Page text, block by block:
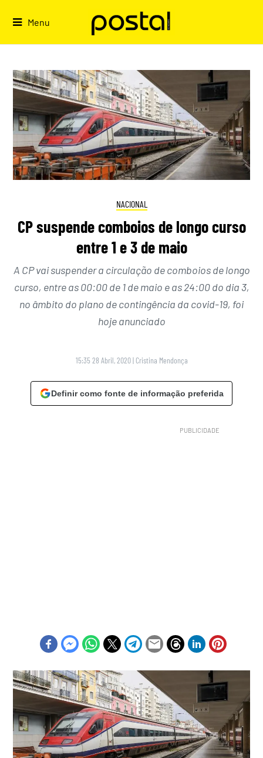
Menu
NACIONAL
CP suspende comboios de longo curso
entre 1 e 3 de maio
A CP vai suspender a circulação de comboios de longo
curso, entre as 00:00 de 1 de maio e as 24:00 do dia 3,
no âmbito do plano de contingência da covid-19, foi
hoje anunciado
15:35 28 Abril, 2020 | Cristina Mendonça
Definir como fonte de informação preferida